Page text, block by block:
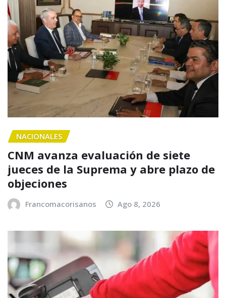
NACIONALES
CNM avanza evaluación de siete
jueces de la Suprema y abre plazo de
objeciones
Francomacorisanos Ago 8, 2026